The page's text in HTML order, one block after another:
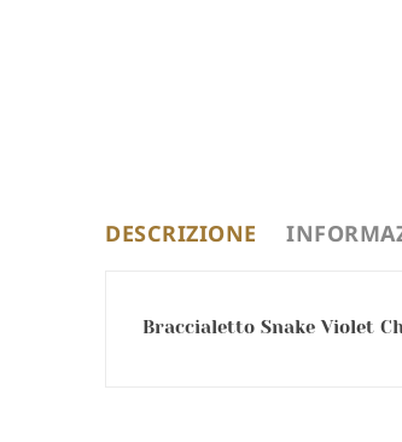
DESCRIZIONE
Braccialetto Snake Violet